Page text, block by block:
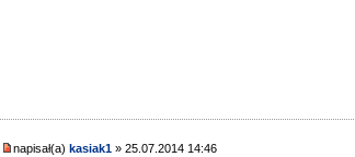
napisał(a) kasiak1 » 25.07.2014 14:46